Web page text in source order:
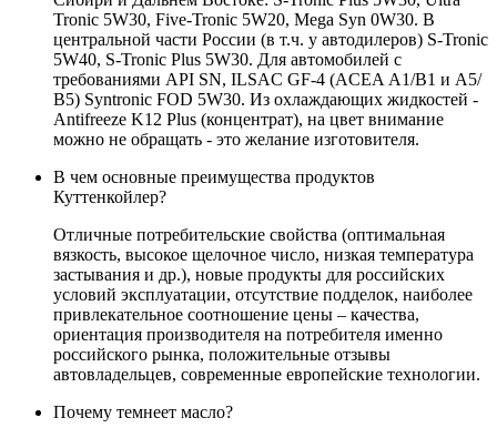
Tronic 5W30, Five-Tronic 5W20, Mega Syn 0W30. В
центральной части России (в т.ч. у автодилеров) S-Tronic
5W40, S-Tronic Plus 5W30. Для автомобилей с
требованиями API SN, ILSAC GF-4 (ACEA А1/В1 и А5/
В5) Syntronic FOD 5W30. Из охлаждающих жидкостей -
Antifreeze K12 Plus (концентрат), на цвет внимание
можно не обращать - это желание изготовителя.
В чем основные преимущества продуктов
Куттенкойлер?
Отличные потребительские свойства (оптимальная
вязкость, высокое щелочное число, низкая температура
застывания и др.), новые продукты для российских
условий эксплуатации, отсутствие подделок, наиболее
привлекательное соотношение цены – качества,
ориентация производителя на потребителя именно
российского рынка, положительные отзывы
автовладельцев, современные европейские технологии.
Почему темнеет масло?